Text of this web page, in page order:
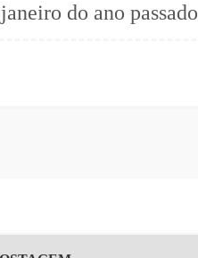
do ano passado